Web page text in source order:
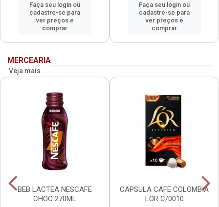
Faça seu login ou
cadastre-se para
ver preços e
comprar
Faça seu login ou
cadastre-se para
ver preços e
comprar
MERCEARIA
Veja mais
BEB LACTEA NESCAFE
CHOC 270ML
CAPSULA CAFE COLOMBIA
LOR C/0010